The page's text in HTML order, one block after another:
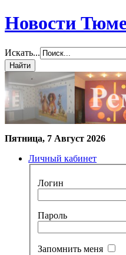
Новости
Искать...
Пятница, 7 Август 2026
Личный кабинет
Логин
Пароль
Запомнить меня